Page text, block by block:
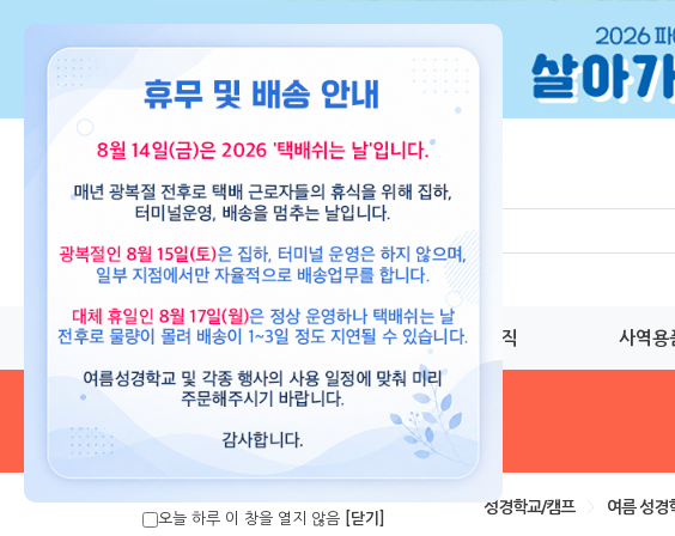
교재 도서 뮤직 사역용
성경학교/캠프 여름 성경
오늘 하루 이 창을 열지 않음 [닫기]